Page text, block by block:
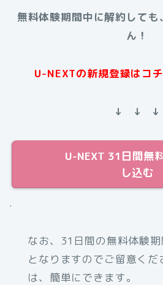
無料体験期間中に解約して
ん！
U-NEXTの新規登録はコ
↓ ↓ ↓
U-NEXT 31日間無
し込む
.
なお、31日間の無料体験
となりますのでご留意くだ
は、簡単にできます。